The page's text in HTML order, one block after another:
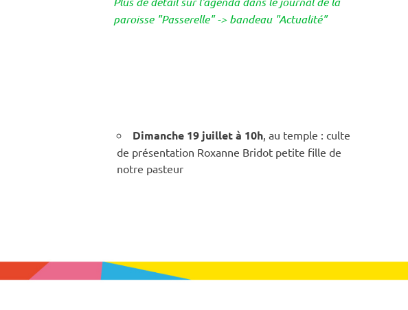
paroisse "Passerelle" -> bandeau "Actualité"
Dimanche 19 juillet à 10h , au temple : culte
de présentation Roxanne Bridot petite fille de
notre pasteur